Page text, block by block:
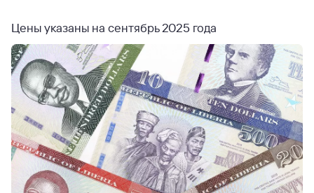
Цены указаны на сентябрь 2025 года